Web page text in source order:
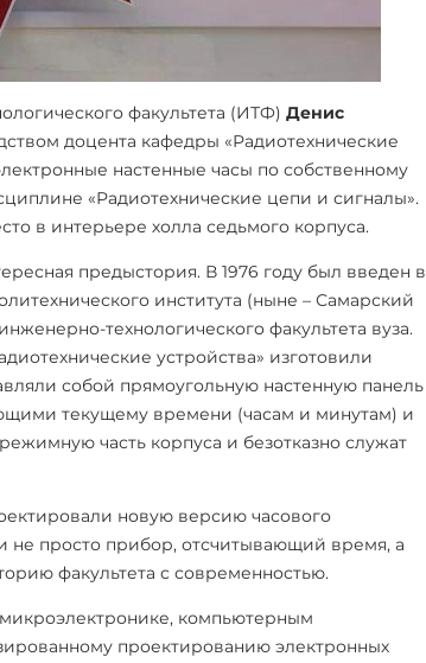
факультета (ИТФ) Денис
доцента кафедры «Радиотехнические
настенные часы по собственному
«Радиотехнические цепи и сигналы».
в интерьере холла седьмого корпуса.
предыстория. В 1976 году был введен в
института (ныне – Самарский
технологического факультета вуза.
устройства» изготовили
собой прямоугольную настенную панель
текущему времени (часам и минутам) и
часть корпуса и безотказно служат
новую версию часового
просто прибор, отсчитывающий время, а
факультета с современностью.
компьютерным
проектированию электронных